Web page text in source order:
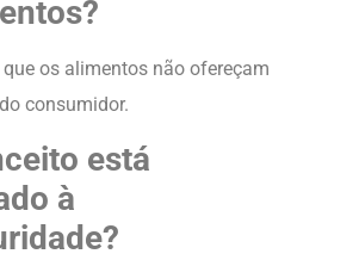
os alimentos não ofereçam
consumidor.
está
à